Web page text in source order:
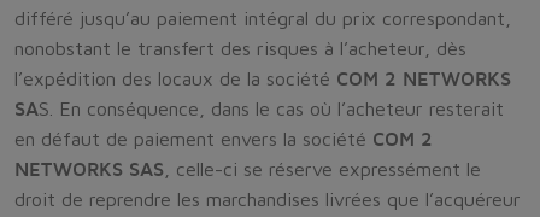
différé jusqu’au paiement intégral du prix correspondant,
nonobstant le transfert des risques à l’acheteur, dès
l’expédition des locaux de la société COM 2 NETWORKS
SAS. En conséquence, dans le cas où l’acheteur resterait
en défaut de paiement envers la société COM 2
NETWORKS SAS , celle-ci se réserve expressément le
droit de reprendre les marchandises livrées que l’acquéreur